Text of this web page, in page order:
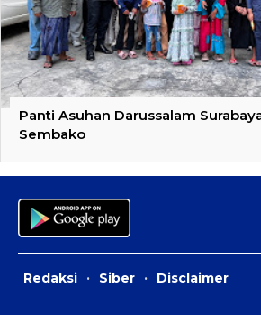
Panti Asuhan Darussalam
Sembako
Redaksi · Siber · Disclaimer